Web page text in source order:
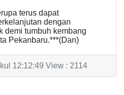
terus dapat
dengan
demi tumbuh kembang
Pekanbaru.***(Dan)
12:12:49 View : 2114